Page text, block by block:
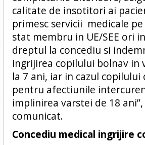
calitate de insotitori ai
primesc servicii medicale
stat membru in UE/SEE ori
dreptul la concediu si
ingrijirea copilului bolnav in
la 7 ani, iar in cazul copilului
pentru afectiunile
implinirea varstei de 18
comunicat.
Concediu medical ingrijire